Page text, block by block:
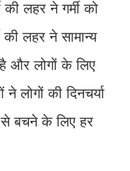
लहर ने गर्मी को
की लहर ने सामान्य
है और लोगों के लिए
लोगों की दिनचर्या
से बचने के लिए हर